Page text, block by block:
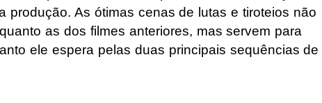
produção. As ótimas cenas de lutas e tiroteios não
as dos filmes anteriores, mas servem para
ele espera pelas duas principais sequências de